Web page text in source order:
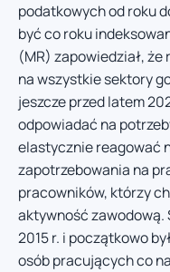
podatkowych od roku
być co roku
(MR) zapowiedział,
na wszystkie sektory
jeszcze przed latem
odpowiadać na
elastycznie reagować
zapotrzebowania na
pracowników, którzy
aktywność zawodową.
2015 r. i początkowo
osób pracujących co